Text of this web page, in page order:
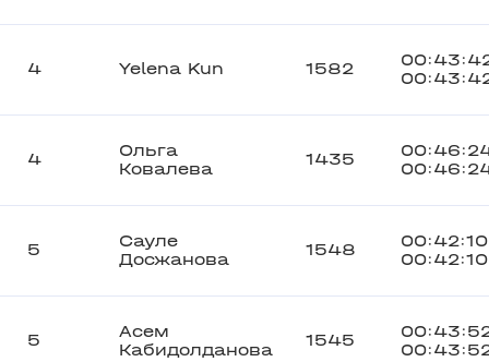
4 Yelena Kun 1582
4
Ольга
Ковалева
1435
5
Сауле
Досжанова
1548
00:42:10
00:42:10
5
Асем
Кабидолданова
1545